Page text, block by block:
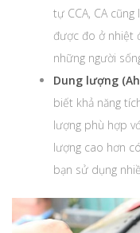
tự CCA, CA
được đo ở nhiệt
những người
Dung lượng
biết khả năng
lượng phù hợp
lượng cao hơn
bạn sử dụng